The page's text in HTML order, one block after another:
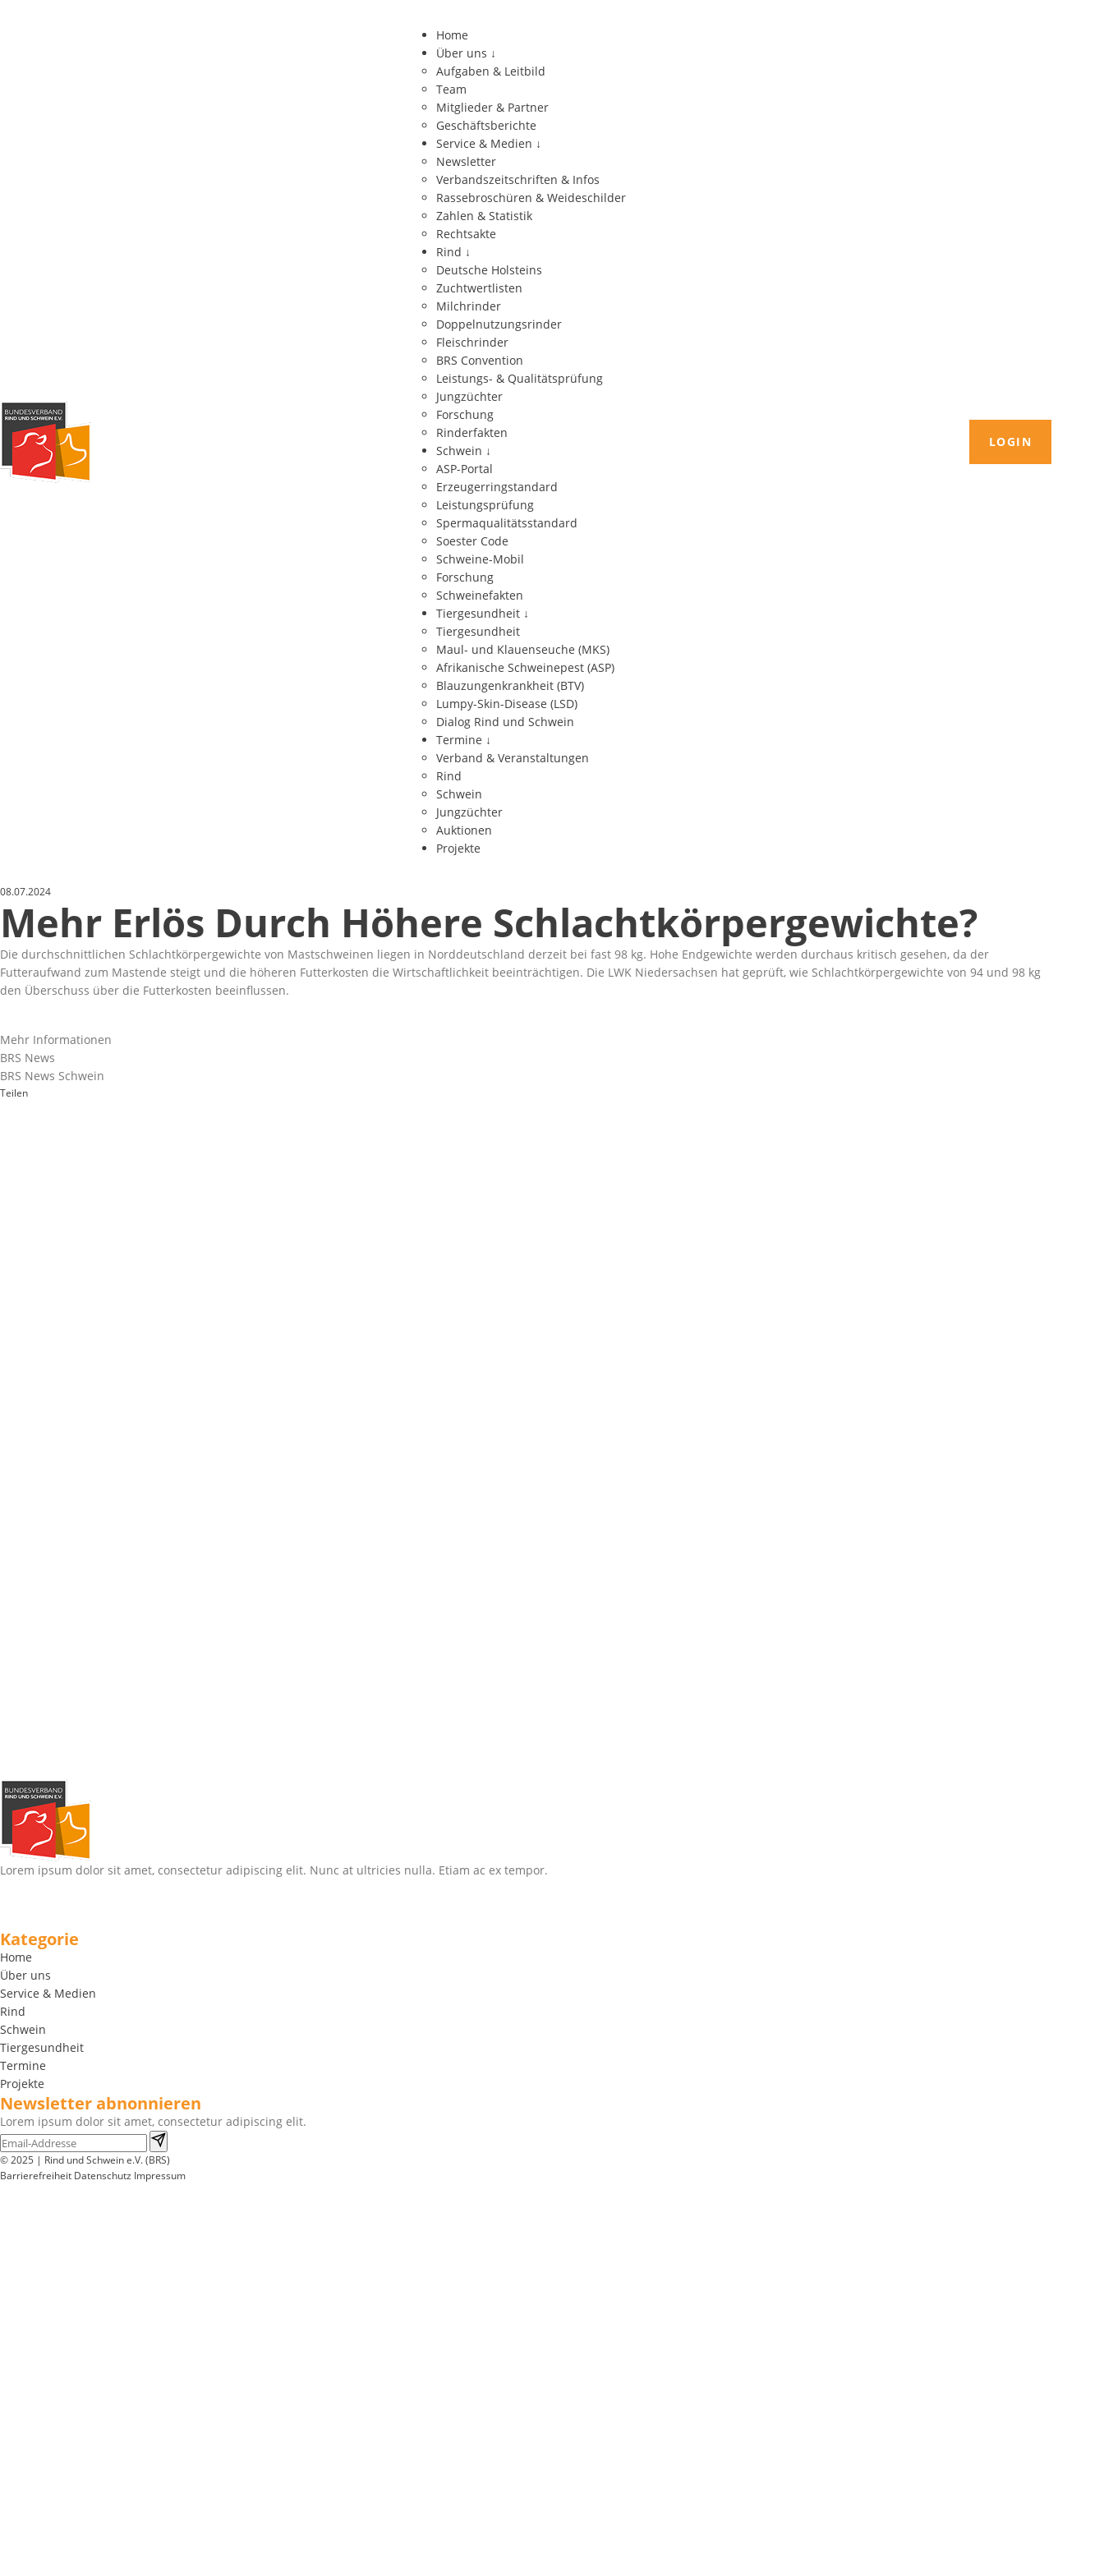
Home
Über uns ↓
Aufgaben & Leitbild
Team
Mitglieder & Partner
Geschäftsberichte
Service & Medien ↓
Newsletter
Verbandszeitschriften & Infos
Rassebroschüren & Weideschilder
Zahlen & Statistik
Rechtsakte
Rind ↓
Deutsche Holsteins
Zuchtwertlisten
Milchrinder
Doppelnutzungsrinder
Fleischrinder
BRS Convention
Leistungs- & Qualitätsprüfung
Jungzüchter
Forschung
Rinderfakten
Schwein ↓
ASP-Portal
Erzeugerringstandard
Leistungsprüfung
Spermaqualitätsstandard
Soester Code
Schweine-Mobil
Forschung
Schweinefakten
Tiergesundheit ↓
Tiergesundheit
Maul- und Klauenseuche (MKS)
Afrikanische Schweinepest (ASP)
Blauzungenkrankheit (BTV)
Lumpy-Skin-Disease (LSD)
Dialog Rind und Schwein
Termine ↓
Verband & Veranstaltungen
Rind
Schwein
Jungzüchter
Auktionen
Projekte
LOGIN
08.07.2024
Mehr Erlös Durch Höhere Schlachtkörpergewichte?
Die durchschnittlichen Schlachtkörpergewichte von Mastschweinen liegen in Norddeutschland derzeit bei fast 98 kg. Hohe Endgewichte werden durchaus kritisch gesehen, da der
Futteraufwand zum Mastende steigt und die höheren Futterkosten die Wirtschaftlichkeit beeinträchtigen. Die LWK Niedersachsen hat geprüft, wie Schlachtkörpergewichte von 94 und 98 kg
den Überschuss über die Futterkosten beeinflussen.
Mehr Informationen
BRS News
BRS News Schwein
Teilen
Lorem ipsum dolor sit amet, consectetur adipiscing elit. Nunc at ultricies nulla. Etiam ac ex tempor.
Kategorie
Home
Über uns
Service & Medien
Rind
Schwein
Tiergesundheit
Termine
Projekte
Newsletter abnonnieren
Lorem ipsum dolor sit amet, consectetur adipiscing elit.
© 2025 | Rind und Schwein e.V. (BRS)
Barrierefreiheit Datenschutz Impressum